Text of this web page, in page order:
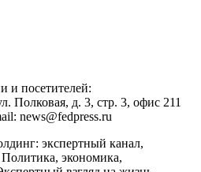
и посетителей:
Полковая, д. 3, стр. 3, офис 211
news@fedpress.ru
экспертный канал,
экономика,